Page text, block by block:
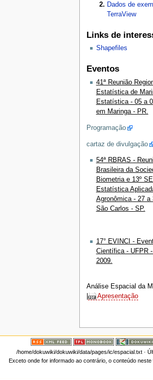
Dados de
TerraView
Links de
Shapefiles
Eventos
41ª Reunião
Estatística de
Estatística - 05 a
em Maringa - PR.
Programação
cartaz de divulgação
54ª RBRAS -
Brasileira da
Biometria e 13º
Estatística
Agronômica - 27 a
São Carlos - SP.
17° EVINCI -
Científica - UFPR
2009.
Análise Espacial da
Apresentação
/home/dokuwiki/dokuwiki/data/pages/ic/espacial.txt·
Exceto onde for informado ao contrário, o conteúdo